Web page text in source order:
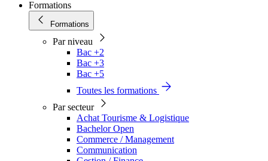
Formations
Formations
Par niveau
Bac +2
Bac +3
Bac +5
Toutes les formations
Par secteur
Achat Tourisme & Logistique
Bachelor Open
Commerce / Management
Communication